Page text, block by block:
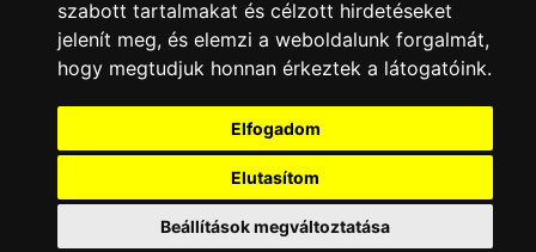
szabott tartalmakat és célzott hirdetéseket
jelenít meg, és elemzi a weboldalunk forgalmát,
hogy megtudjuk honnan érkeztek a látogatóink.
Elfogadom
Elutasítom
Beállítások megváltoztatása